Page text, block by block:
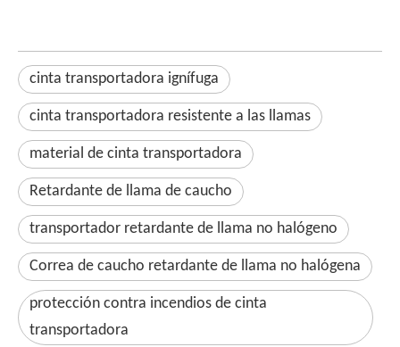
cinta transportadora ignífuga
cinta transportadora resistente a las llamas
material de cinta transportadora
Retardante de llama de caucho
transportador retardante de llama no halógeno
Correa de caucho retardante de llama no halógena
protección contra incendios de cinta
transportadora